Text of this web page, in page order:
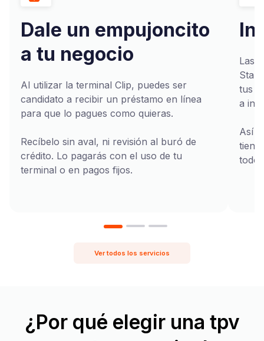
Dale un empujoncito
a tu negocio
Al utilizar la terminal Clip, puedes ser
candidato a recibir un préstamo en línea
para que lo pagues como quieras.
Recíbelo sin aval, ni revisión al buró de
crédito. Lo pagarás con el uso de tu
terminal o en pagos fijos.
Las
tus
a
Así
todo
Ver todos los servicios
¿Por qué elegir una tpv